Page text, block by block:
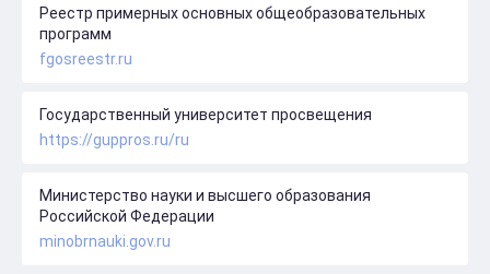
Реестр примерных основных общеобразовательных
программ
fgosreestr.ru
Государственный университет просвещения
https://guppros.ru/ru
Министерство науки и высшего образования
Российской Федерации
minobrnauki.gov.ru